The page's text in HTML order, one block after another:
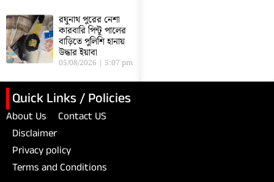
রঘুনাথ পুরের নেশা
কারবারি পিন্টূ পালের
বাড়িতে পুলিশি হানায়
উদ্ধার ইয়াবা
05/08/2026 5:07 pm
Quick Links / Policies
About Us
Contact US
Disclaimer
Privacy policy
Terms and Conditions